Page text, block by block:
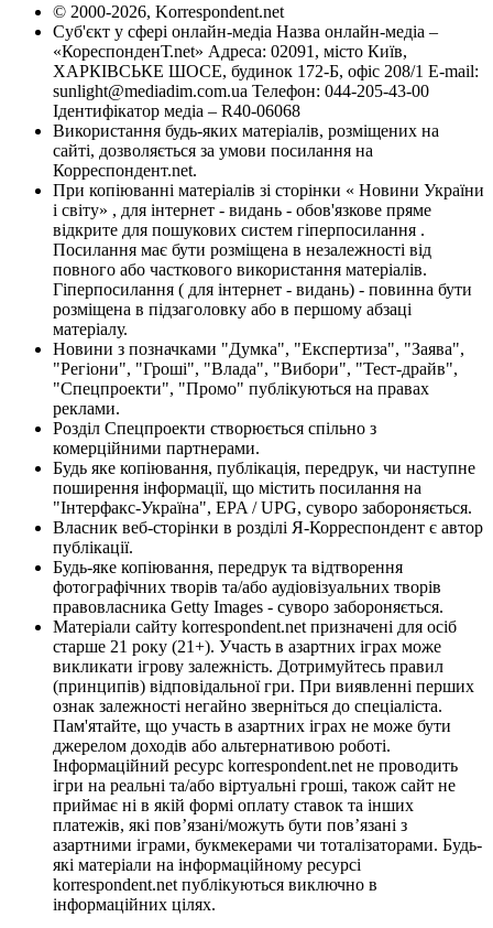
© 2000-2026, Korrespondent.net
Суб'єкт у сфері онлайн-медіа Назва онлайн-медіа –
«КореспонденТ.net» Адреса: 02091, місто Київ,
ХАРКІВСЬКЕ ШОСЕ, будинок 172-Б, офіс 208/1 E-mail:
sunlight@mediadim.com.ua Телефон: 044-205-43-00
Ідентифікатор медіа – R40-06068
Використання будь-яких матеріалів, розміщених на
сайті, дозволяється за умови посилання на
Корреспондент.net.
При копіюванні матеріалів зі сторінки « Новини України
і світу» , для інтернет - видань - обов'язкове пряме
відкрите для пошукових систем гіперпосилання .
Посилання має бути розміщена в незалежності від
повного або часткового використання матеріалів.
Гіперпосилання ( для інтернет - видань) - повинна бути
розміщена в підзаголовку або в першому абзаці
матеріалу.
Новини з позначками "Думка", "Експертиза", "Заява",
"Регіони", "Гроші", "Влада", "Вибори", "Тест-драйв",
"Спецпроекти", "Промо" публікуються на правах
реклами.
Розділ Спецпроекти створюється спільно з
комерційними партнерами.
Будь яке копіювання, публікація, передрук, чи наступне
поширення інформації, що містить посилання на
"Інтерфакс-Україна", EPA / UPG, суворо забороняється.
Власник веб-сторінки в розділі Я-Корреспондент є автор
публікації.
Будь-яке копіювання, передрук та відтворення
фотографічних творів та/або аудіовізуальних творів
правовласника Getty Images - суворо забороняється.
Матеріали сайту korrespondent.net призначені для осіб
старше 21 року (21+). Участь в азартних іграх може
викликати ігрову залежність. Дотримуйтесь правил
(принципів) відповідальної гри. При виявленні перших
ознак залежності негайно зверніться до спеціаліста.
Пам'ятайте, що участь в азартних іграх не може бути
джерелом доходів або альтернативою роботі.
Інформаційний ресурс korrespondent.net не проводить
ігри на реальні та/або віртуальні гроші, також сайт не
приймає ні в якій формі оплату ставок та інших
платежів, які пов’язані/можуть бути пов’язані з
азартними іграми, букмекерами чи тоталізаторами. Будь-
які матеріали на інформаційному ресурсі
korrespondent.net публікуються виключно в
інформаційних цілях.